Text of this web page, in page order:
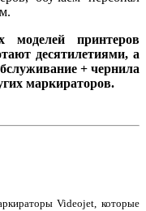
моделей принтеров
десятилетиями, а
+ чернила
маркираторов.
Videojet, которые